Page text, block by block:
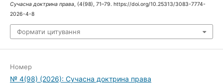
Сучасна доктрина права, (4(98), 71–79. https://doi.org/10.25313/3083-7774-
2026-4-8
Формати цитування
Номер
№ 4(98) (2026): Сучасна доктрина права